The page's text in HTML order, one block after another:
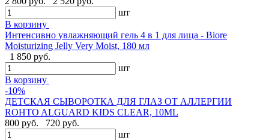
шт
В корзину
Интенсивно увлажняющий гель 4 в 1 для лица - Biore
Moisturizing Jelly Very Moist, 180 мл
1 850 руб.
шт
В корзину
-10%
ДЕТСКАЯ СЫВОРОТКА ДЛЯ ГЛАЗ ОТ АЛЛЕРГИИ
ROHTO ALGUARD KIDS CLEAR, 10ML
800 руб.
720 руб.
шт